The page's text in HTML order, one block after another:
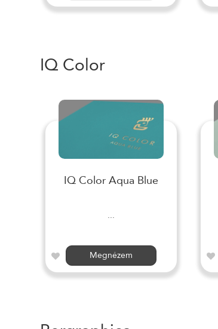
IQ Color
IQ Color Aqua Blue
...
Megnézem